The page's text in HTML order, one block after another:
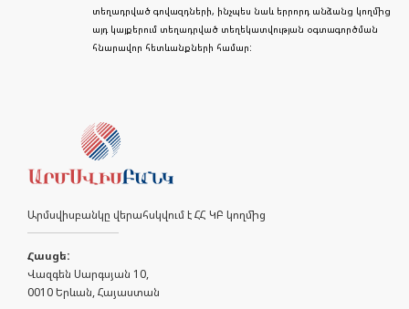
տեղադրված գովազդների, ինչպես նաև երրորդ անձանց կողմից
այդ կայքերում տեղադրված տեղեկատվության օգտագործման
հնարավոր հետևանքների համար:
Արմսվիսբանկը վերահսկվում է ՀՀ ԿԲ կողմից
Հասցե:
Վազգեն Սարգսյան 10,
0010 Երևան, Հայաստան